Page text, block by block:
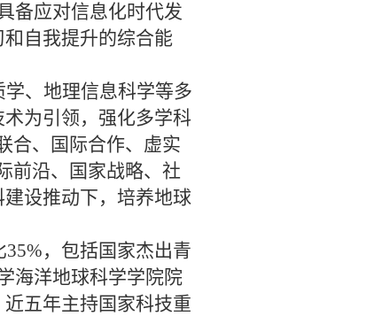
备应对信息化时代发
自我提升的综合能
、地理信息科学等多
为引领，强化多学科
合、国际合作、虚实
前沿、国家战略、社
设推动下， 培养地球
35%，包括国家杰出青
海洋地球科学学院院
五年主持国家科技重